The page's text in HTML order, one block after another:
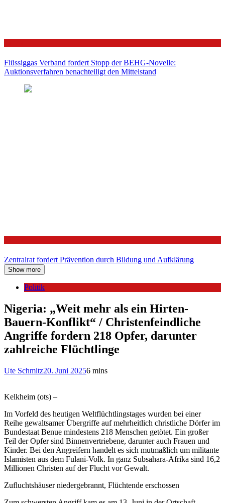
Flüssiggas Verband fordert Stopp der BEHG-Novelle:
Auktionsverfahren benachteiligt den Mittelstand
Zentralrat fordert Prävention durch Bildung und Aufklärung
Show more
Politik
Nigeria: „Weit mehr als ein Hirten-
Bauern-Konflikt“ / Christenfeindliche
Angriffe fordern 218 Opfer, darunter
zahlreiche Flüchtlinge
Ute Schmitz20. Juni 20256 mins
Kelkheim (ots) –
Im Vorfeld des heutigen Weltflüchtlingstages wurden bei einer
Reihe gewaltsamer Übergriffe auf mehrheitlich christliche Dörfer im
Bundestaat Benue mindestens 218 Menschen getötet. Ein großer
Teil der Opfer sind Binnenvertriebene, darunter auch Frauen und
Kinder. Bei den Angreifern handelt es sich mutmaßlich um militante
Islamisten aus dem Fulani-Volk. In ganz Subsahara-Afrika sind 16,2
Millionen Christen auf der Flucht vor Gewalt.
Zufluchtshäuser niedergebrannt, Flüchtende erschossen